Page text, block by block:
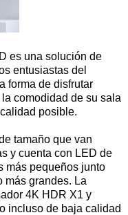
es una solución de
entusiastas del
forma de disfrutar
comodidad de su sala
posible.
tamaño que van
y cuenta con LED de
más pequeños junto
más grandes. La
4K HDR X1 y
incluso de baja calidad